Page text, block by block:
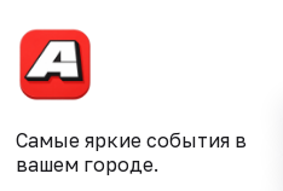
Самые яркие события в
вашем городе.